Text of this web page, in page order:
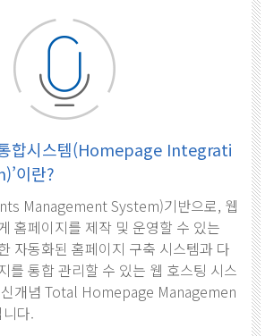
합시스템(Homepage Integrati
이란?
Management System)기반으로, 웹
홈페이지를 제작 및 운영할 수 있는
자동화된 홈페이지 구축 시스템과 다
를 통합 관리할 수 있는 웹 호스팅 시스
개념 Total Homepage Managemen
다.